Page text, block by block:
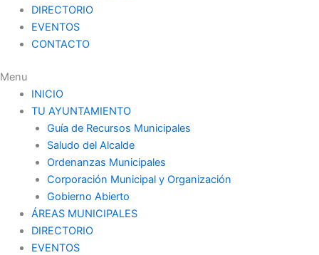
DIRECTORIO
EVENTOS
CONTACTO
Menu
INICIO
TU AYUNTAMIENTO
Guía de Recursos Municipales
Saludo del Alcalde
Ordenanzas Municipales
Corporación Municipal y Organización
Gobierno Abierto
ÁREAS MUNICIPALES
DIRECTORIO
EVENTOS